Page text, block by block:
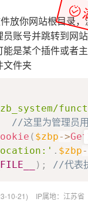
放你网站根目录
员账号并跳转到网
能是某个插件或者
文件夹
//这里为管理员
( $zbp->
. $zbp-
) ; //代表
10-21) IP属地：江苏省